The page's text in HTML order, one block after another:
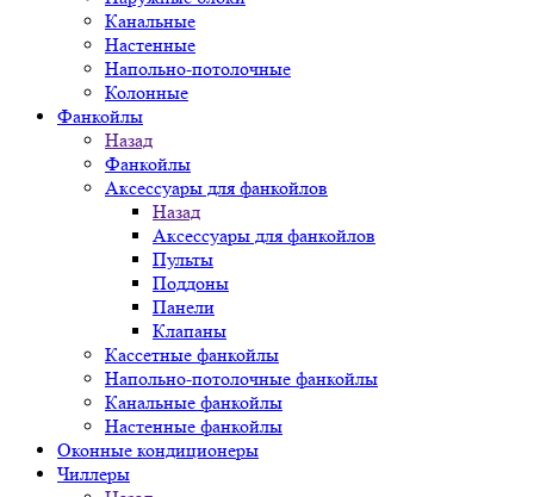
Канальные
Настенные
Напольно-потолочные
Колонные
Фанкойлы
Назад
Фанкойлы
Аксессуары для фанкойлов
Назад
Аксессуары для фанкойлов
Пульты
Поддоны
Панели
Клапаны
Кассетные фанкойлы
Напольно-потолочные фанкойлы
Канальные фанкойлы
Настенные фанкойлы
Оконные кондиционеры
Чиллеры